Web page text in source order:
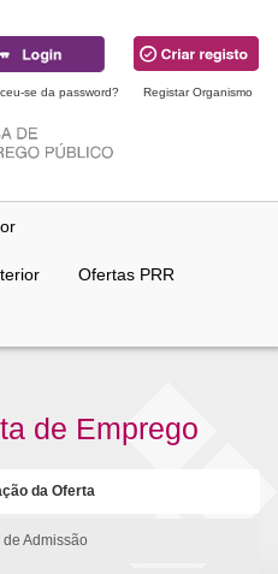
se da password? Registar Organismo
Ofertas PRR
de Emprego
da Oferta
Admissão